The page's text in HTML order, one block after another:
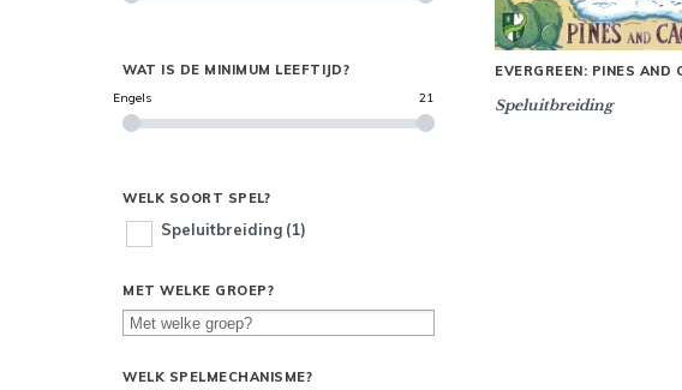
WAT IS DE MINIMUM LEEFTIJD?
Engels 21
WELK SOORT SPEL?
Speluitbreiding (1)
MET WELKE GROEP?
WELK SPELMECHANISME?
EVERGREEN: PINES AND
Speluitbreiding